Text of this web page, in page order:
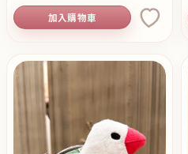
加入購物車